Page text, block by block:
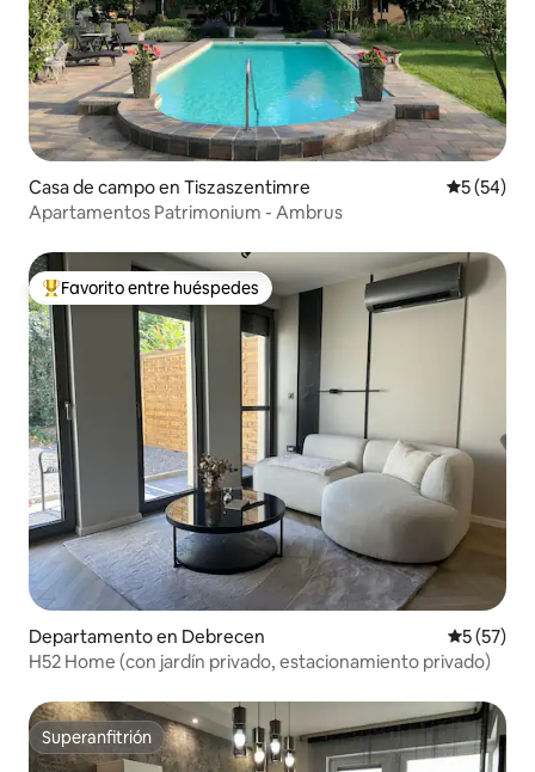
Casa de campo en Tiszaszentimre
5 (54)
Apartamentos Patrimonium - Ambrus
De los mejores en Favorito entre huéspedes
Favorito entre huéspedes
Departamento en Debrecen
5 (57)
H52 Home (con jardín privado, estacionamiento privado)
Superanfitrión
Superanfitrión